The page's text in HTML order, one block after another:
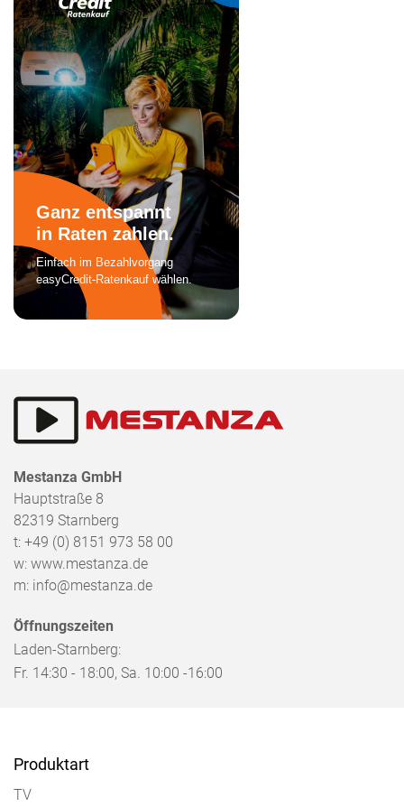
Mestanza GmbH
Hauptstraße 8
82319 Starnberg
t: +49 (0) 8151 973 58 00
w: www.mestanza.de
m: info@mestanza.de
Öffnungszeiten
Laden-Starnberg:
Fr. 14:30 - 18:00, Sa. 10:00 -16:00
Produktart
TV